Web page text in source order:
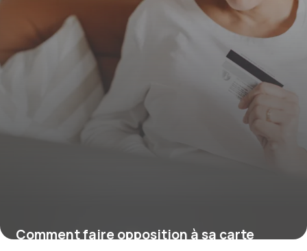
Comment faire opposition à sa carte